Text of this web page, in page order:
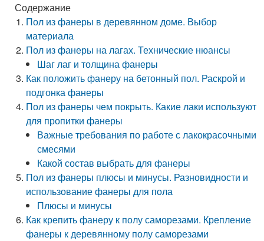
Содержание
Пол из фанеры в деревянном доме. Выбор
материала
Пол из фанеры на лагах. Технические нюансы
Шаг лаг и толщина фанеры
Как положить фанеру на бетонный пол. Раскрой и
подгонка фанеры
Пол из фанеры чем покрыть. Какие лаки используют
для пропитки фанеры
Важные требования по работе с лакокрасочными
смесями
Какой состав выбрать для фанеры
Пол из фанеры плюсы и минусы. Разновидности и
использование фанеры для пола
Плюсы и минусы
Как крепить фанеру к полу саморезами. Крепление
фанеры к деревянному полу саморезами